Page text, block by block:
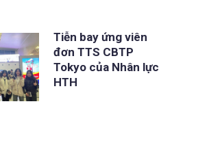
Tiễn bay ứng viên
đơn TTS CBTP
Tokyo của Nhân lực
HTH